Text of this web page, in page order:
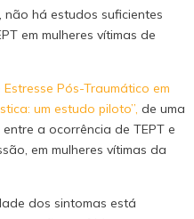
há estudos suficientes
em mulheres vítimas de
Pós-Traumático em
um estudo piloto”, de uma
a ocorrência de TEPT e
em mulheres vítimas da
dos sintomas está